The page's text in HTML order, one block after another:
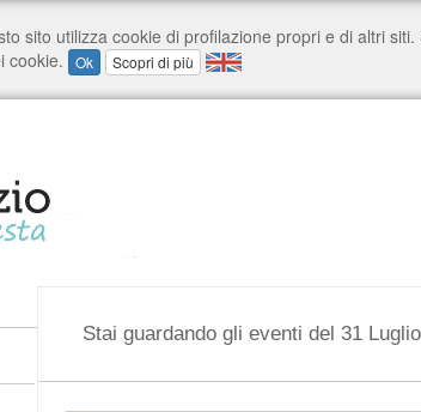
Stai guardando gli eventi del 31